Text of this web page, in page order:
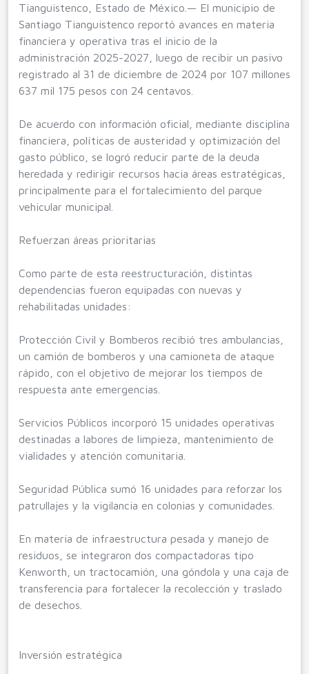
Tianguistenco, Estado de México.— El municipio de
Santiago Tianguistenco reportó avances en materia
financiera y operativa tras el inicio de la
administración 2025-2027, luego de recibir un pasivo
registrado al 31 de diciembre de 2024 por 107 millones
637 mil 175 pesos con 24 centavos.
De acuerdo con información oficial, mediante disciplina
financiera, políticas de austeridad y optimización del
gasto público, se logró reducir parte de la deuda
heredada y redirigir recursos hacia áreas estratégicas,
principalmente para el fortalecimiento del parque
vehicular municipal.
Refuerzan áreas prioritarias
Como parte de esta reestructuración, distintas
dependencias fueron equipadas con nuevas y
rehabilitadas unidades:
Protección Civil y Bomberos recibió tres ambulancias,
un camión de bomberos y una camioneta de ataque
rápido, con el objetivo de mejorar los tiempos de
respuesta ante emergencias.
Servicios Públicos incorporó 15 unidades operativas
destinadas a labores de limpieza, mantenimiento de
vialidades y atención comunitaria.
Seguridad Pública sumó 16 unidades para reforzar los
patrullajes y la vigilancia en colonias y comunidades.
En materia de infraestructura pesada y manejo de
residuos, se integraron dos compactadoras tipo
Kenworth, un tractocamión, una góndola y una caja de
transferencia para fortalecer la recolección y traslado
de desechos.
Inversión estratégica